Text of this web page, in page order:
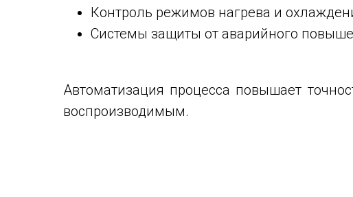
Контроль режимов нагрева и
Системы защиты от аварийного
Автоматизация процесса повышает
воспроизводимым.